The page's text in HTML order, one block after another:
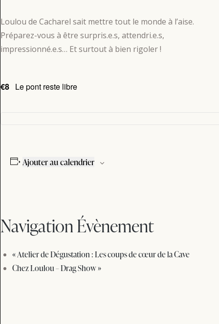
Loulou de Cacharel sait mettre tout le monde à l’aise.
Préparez-vous à être surpris.e.s, attendri.e.s,
impressionné.e.s… Et surtout à bien rigoler !
€8 Le pont reste libre
Ajouter au calendrier
Navigation Évènement
«Atelier de Dégustation : Les coups de cœur de la Cave
Chez Loulou – Drag Show»